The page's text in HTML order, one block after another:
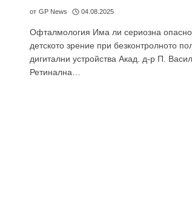
от GP News 04.08.2025
Офталмология Има ли сериозна
детското зрение при безконтролното
дигитални устройства Акад. д-р П.
Ретинална…